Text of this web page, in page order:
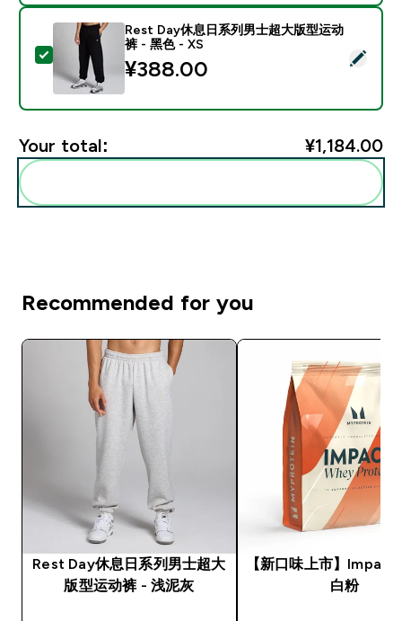
Select this product - Rest Day休息日系列男士超大版
Rest Day休息日系列男士超大版型运动
裤 - 黑色 - XS
¥388.00‎
Your total: ¥1,184.00‎
Recommended for you
Rest Day休息日系列男士超大
版型运动裤 - 浅泥灰
【新口味上市】Impact
白粉